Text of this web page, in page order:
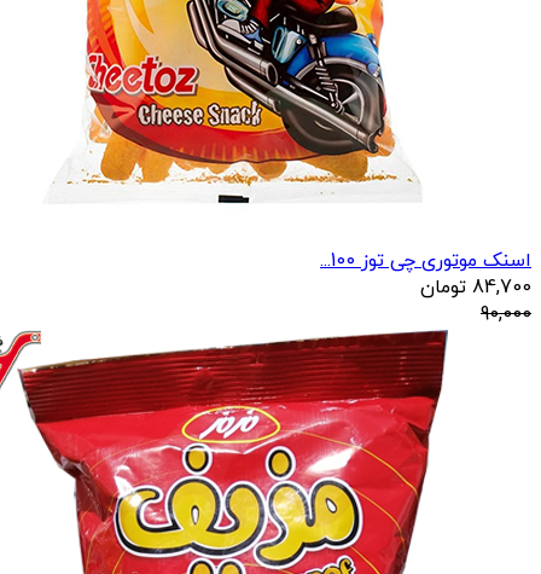
اسنک موتوری چی توز 100...
84,700 تومان
90,000